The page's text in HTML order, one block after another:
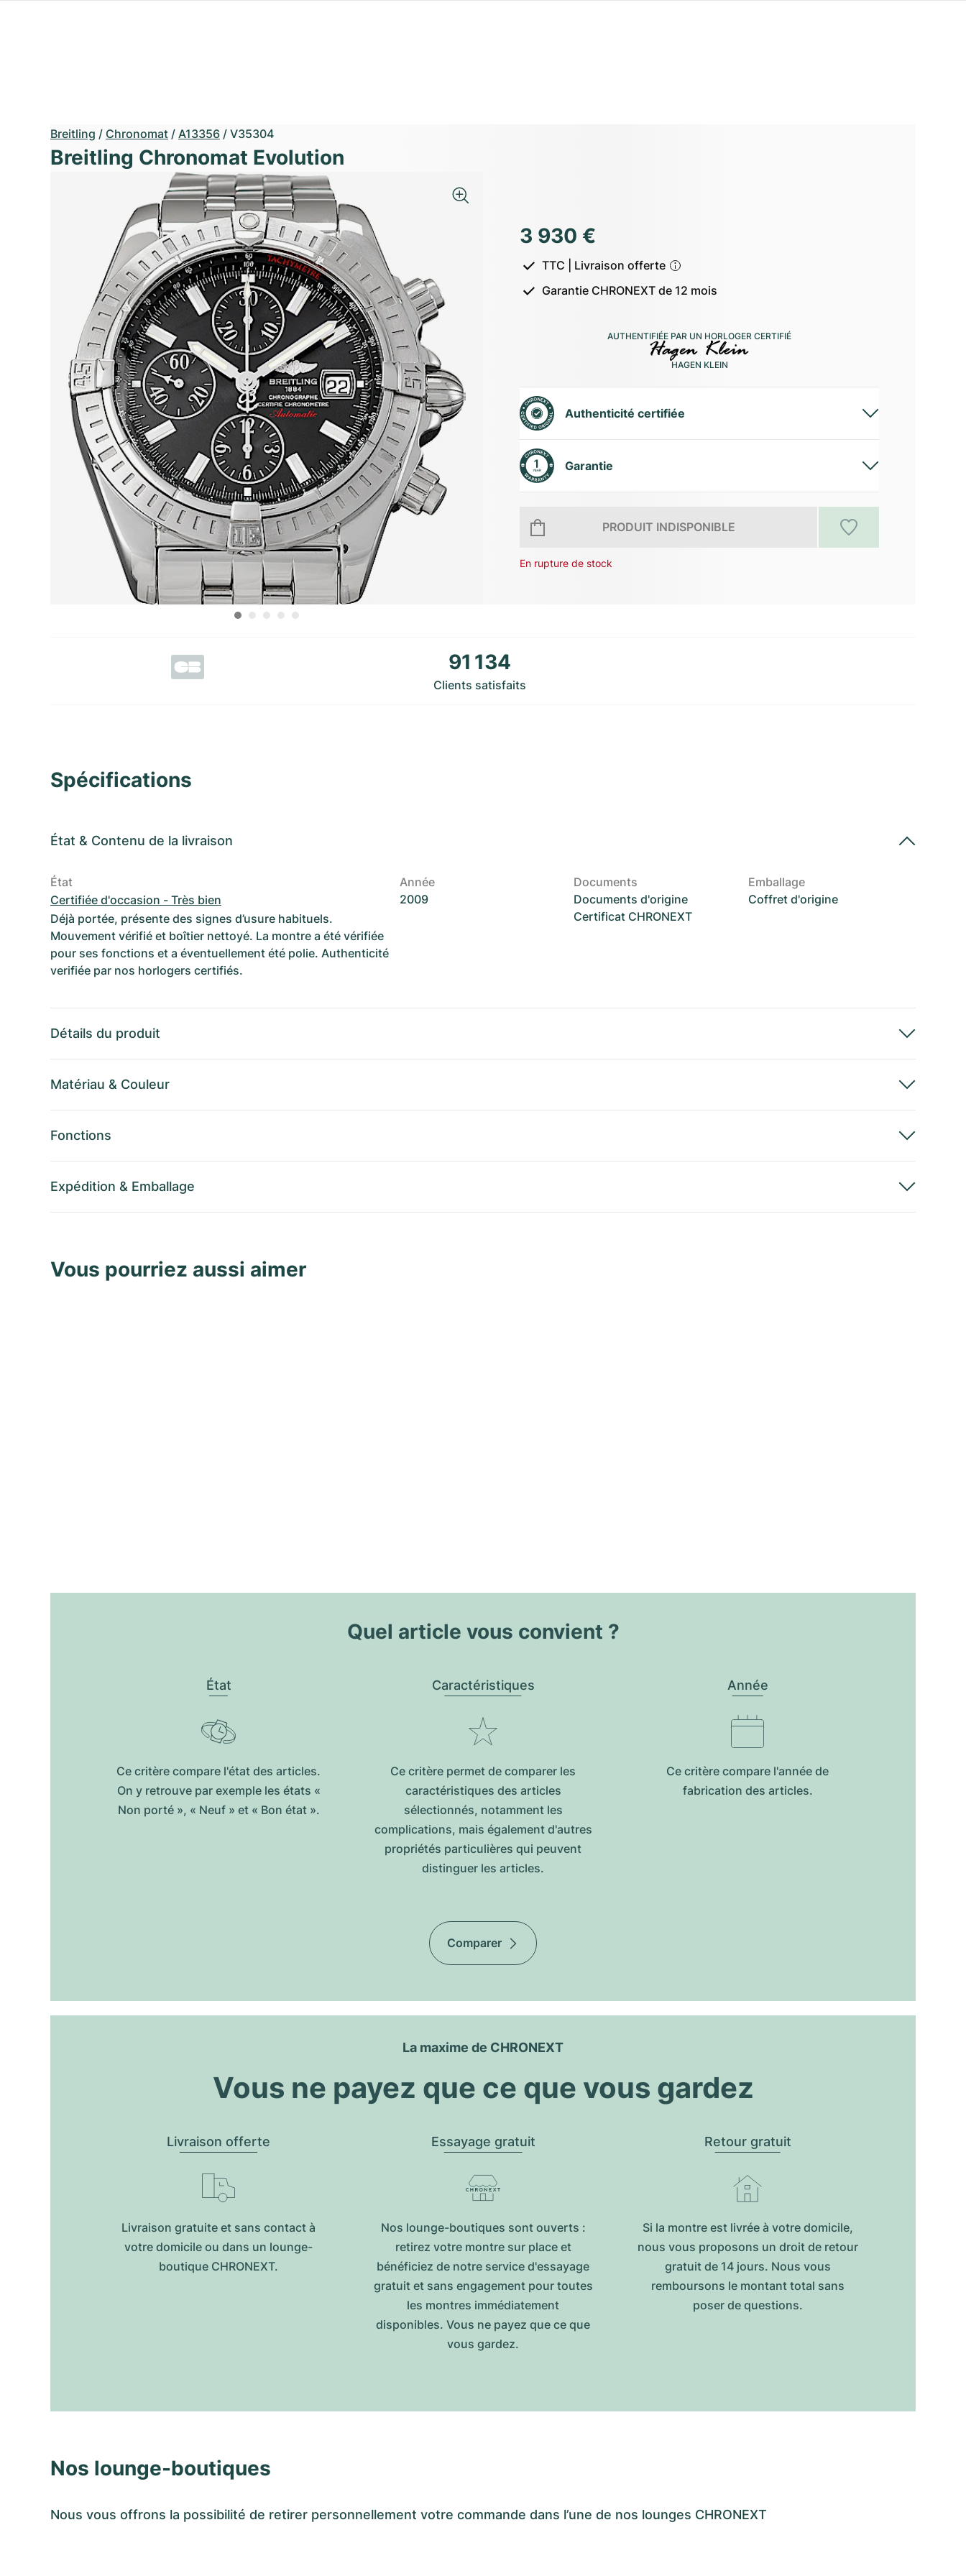
Breitling / Chronomat / A13356 / V35304
Breitling Chronomat Evolution
3 930 €
TTC | Livraison offerte
Garantie CHRONEXT de 12 mois
AUTHENTIFIÉE PAR UN HORLOGER CERTIFIÉ
HAGEN KLEIN
Authenticité certifiée
Garantie
PRODUIT INDISPONIBLE
En rupture de stock
91 134
Clients satisfaits
Spécifications
État & Contenu de la livraison
État
Certifiée d'occasion - Très bien
Déjà portée, présente des signes d’usure habituels.
Mouvement vérifié et boîtier nettoyé. La montre a été vérifiée
pour ses fonctions et a éventuellement été polie. Authenticité
verifiée par nos horlogers certifiés.
Année
2009
Documents
Documents d'origine
Certificat CHRONEXT
Emballage
Coffret d'origine
Détails du produit
Matériau & Couleur
Fonctions
Expédition & Emballage
Vous pourriez aussi aimer
Quel article vous convient ?
État
Ce critère compare l'état des articles.
On y retrouve par exemple les états «
Non porté », « Neuf » et « Bon état ».
Caractéristiques
Ce critère permet de comparer les
caractéristiques des articles
sélectionnés, notamment les
complications, mais également d'autres
propriétés particulières qui peuvent
distinguer les articles.
Année
Ce critère compare l'année de
fabrication des articles.
Comparer
La maxime de CHRONEXT
Vous ne payez que ce que vous gardez
Livraison offerte
Livraison gratuite et sans contact à
votre domicile ou dans un lounge-
boutique CHRONEXT.
Essayage gratuit
Nos lounge-boutiques sont ouverts :
retirez votre montre sur place et
bénéficiez de notre service d'essayage
gratuit et sans engagement pour toutes
les montres immédiatement
disponibles. Vous ne payez que ce que
vous gardez.
Retour gratuit
Si la montre est livrée à votre domicile,
nous vous proposons un droit de retour
gratuit de 14 jours. Nous vous
remboursons le montant total sans
poser de questions.
Nos lounge-boutiques
Nous vous offrons la possibilité de retirer personnellement votre commande dans l’une de nos lounges CHRONEXT